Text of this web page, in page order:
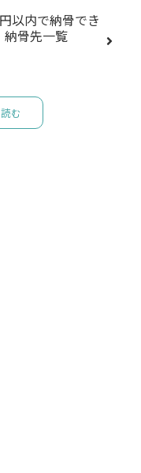
以内で納骨でき
納骨先一覧
む